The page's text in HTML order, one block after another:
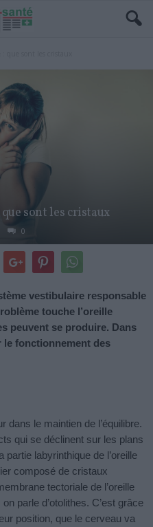
sont les cristaux
0
vestibulaire responsable
touche l’oreille
peuvent se produire. Dans
le fonctionnement des
dans le maintien de l’équilibre.
qui se déclinent sur les plans
partie labyrinthique de l’oreille
composé de cristaux
tectoriale de l’oreille
parle d’otolithes. C’est grâce
position, que le cerveau va